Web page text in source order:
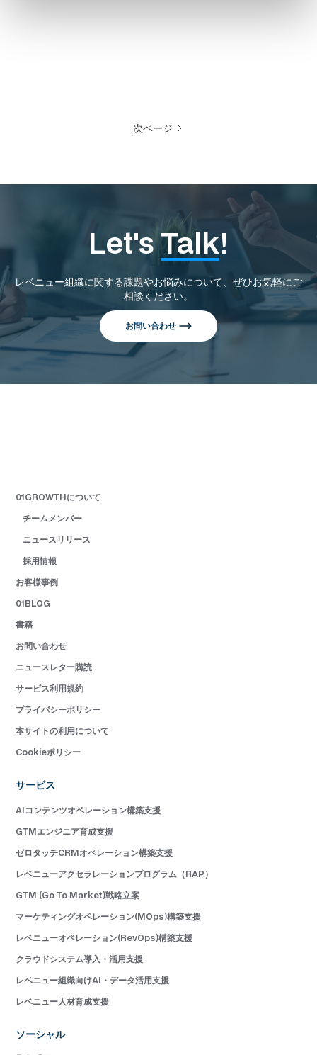
次ページ
Let'sTalk!
レベニュー組織に関する課題やお悩みについて、ぜひお気軽にご
相談ください。
お問い合わせ
01GROWTHについて
チームメンバー
ニュースリリース
採用情報
お客様事例
01BLOG
書籍
お問い合わせ
ニュースレター購読
サービス利用規約
プライバシーポリシー
本サイトの利用について
Cookieポリシー
サービス
AIコンテンツオペレーション構築支援
GTMエンジニア育成支援
ゼロタッチCRMオペレーション構築支援
レベニューアクセラレーションプログラム（RAP）
GTM (Go To Market)戦略立案
マーケティングオペレーション(MOps)構築支援
レベニューオペレーション(RevOps)構築支援
クラウドシステム導入・活用支援
レベニュー組織向けAI・データ活用支援
レベニュー人材育成支援
ソーシャル